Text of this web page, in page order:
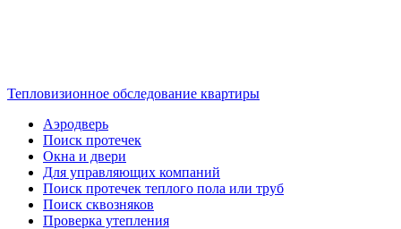
Тепловизионное обследование квартиры
Аэродверь
Поиск протечек
Окна и двери
Для управляющих компаний
Поиск протечек теплого пола или труб
Поиск сквозняков
Проверка утепления